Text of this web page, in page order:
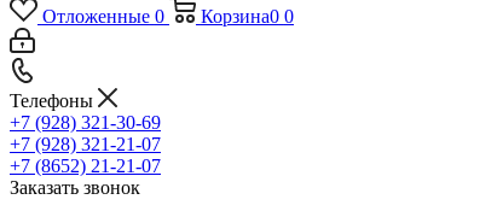
Отложенные 0 Корзина0 0
Телефоны
+7 (928) 321-30-69
+7 (928) 321-21-07
+7 (8652) 21-21-07
Заказать звонок